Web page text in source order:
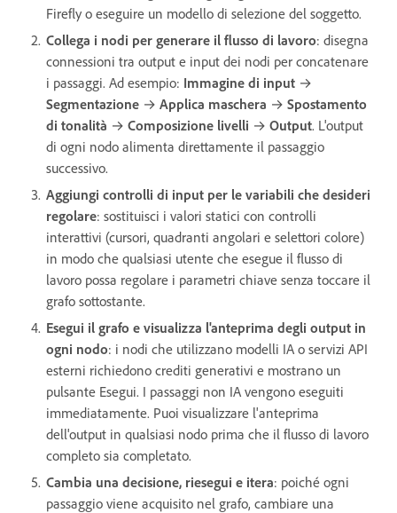
Firefly o eseguire un modello di selezione del soggetto.
Collega i nodi per generare il flusso di lavoro: disegna
connessioni tra output e input dei nodi per concatenare
i passaggi. Ad esempio: Immagine di input →
Segmentazione → Applica maschera → Spostamento
di tonalità → Composizione livelli → Output. L'output
di ogni nodo alimenta direttamente il passaggio
successivo.
Aggiungi controlli di input per le variabili che desideri
regolare: sostituisci i valori statici con controlli
interattivi (cursori, quadranti angolari e selettori colore)
in modo che qualsiasi utente che esegue il flusso di
lavoro possa regolare i parametri chiave senza toccare il
grafo sottostante.
Esegui il grafo e visualizza l'anteprima degli output in
ogni nodo: i nodi che utilizzano modelli IA o servizi API
esterni richiedono crediti generativi e mostrano un
pulsante Esegui. I passaggi non IA vengono eseguiti
immediatamente. Puoi visualizzare l'anteprima
dell'output in qualsiasi nodo prima che il flusso di lavoro
completo sia completato.
Cambia una decisione, riesegui e itera: poiché ogni
passaggio viene acquisito nel grafo, cambiare una